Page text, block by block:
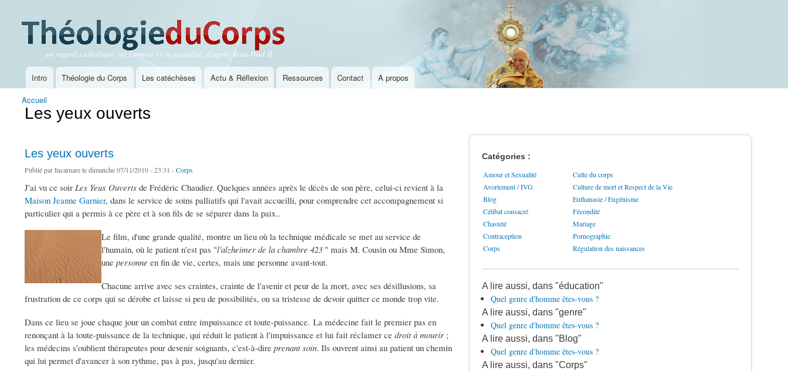
Théologie du Corps
un regard catholique sur l'amour et la sexualité, d'après Jean-Paul II
Menu principal
Intro Théologie du Corps Les catéchèses Actu & Réflexion Ressources Contact A propos
Vous êtes ici
Accueil
Les yeux ouverts
Les yeux ouverts
Publié parIncarnarele dimanche 07/11/2010 - 23:31 -Corps
J'ai vu ce soir Les Yeux Ouverts de Frédéric Chaudier. Quelques années après le décès de son père, celui-ci revient à la
Maison Jeanne Garnier, dans le service de soins palliatifs qui l'avait accueilli, pour comprendre cet accompagnement si
particulier qui a permis à ce père et à son fils de se séparer dans la paix..
Le film, d'une grande qualité, montre un lieu où la technique médicale se met au service de
l'humain, où le patient n'est pas "l'alzheimer de la chambre 423 " mais M. Cousin ou Mme Simon,
une personne en fin de vie, certes, mais une personne avant-tout.
Chacune arrive avec ses craintes, crainte de l'avenir et peur de la mort, avec ses désillusions, sa
frustration de ce corps qui se dérobe et laisse si peu de possibilités, ou sa tristesse de devoir quitter ce monde trop vite.
Dans ce lieu se joue chaque jour un combat entre impuissance et toute-puissance. La médecine fait le premier pas en
renonçant à la toute-puissance de la technique, qui réduit le patient à l'impuissance et lui fait réclamer ce droit à mourir ;
les médecins s'oublient thérapeutes pour devenir soignants, c'est-à-dire prenant soin. Ils ouvrent ainsi au patient un chemin
qui lui permet d'avancer à son rythme, pas à pas, jusqu'au dernier.
Catégories :
Amour et Sexualité
Culte du corps
Avortement / IVG
Culture de mort et Respect de la Vie
Blog
Euthanasie / Eugénisme
Célibat consacré
Fécondité
Chasteté
Mariage
Contraception
Pornographie
Corps
Régulation des naissances
A lire aussi, dans "éducation"
Quel genre d'homme êtes-vous ?
A lire aussi, dans "genre"
Quel genre d'homme êtes-vous ?
A lire aussi, dans "Blog"
Quel genre d'homme êtes-vous ?
A lire aussi, dans "Corps"